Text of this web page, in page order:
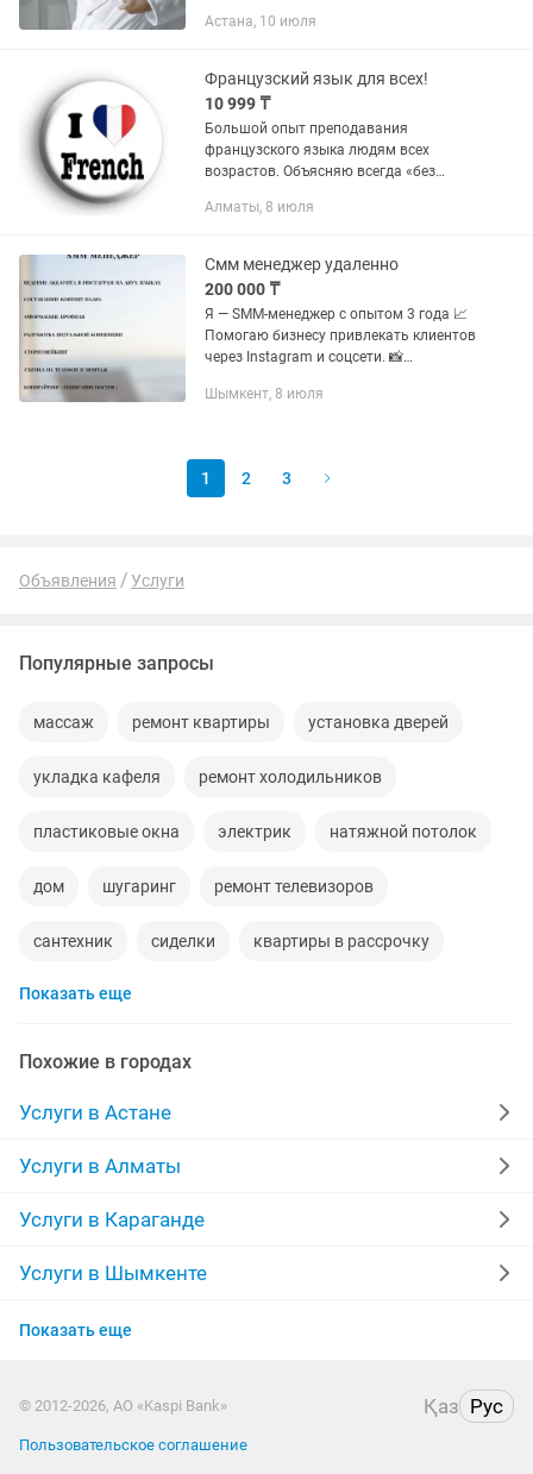
свадеб: мужская, женская фотосессия,
Астана, 10 июля
Французский язык для всех!
10 999 ₸
Большой опыт преподавания
французского языка людям всех
возрастов. Объясняю всегда «без
количество положительных отзывов и
родителей. Знаю...
Алматы, 8 июля
Смм менеджер удаленно
200 000 ₸
Я — SMM-менеджер с опытом 3 года 📈
Помогаю бизнесу привлекать клиентов
через Instagram и соцсети. 📸
фотографом, поэтому контент не
Шымкент, 8 июля
1 2 3
Объявления Услуги
Популярные запросы
массаж ремонт квартиры установка дверей
укладка кафеля ремонт холодильников
пластиковые окна электрик натяжной потолок
дом шугаринг ремонт телевизоров
сантехник сиделки квартиры в рассрочку
мебель на заказ
манипулятор
двери сборка мебели
диван квартира
уборка квартир укладка ламината
шкаф вскрытие замков
Показать еще
Похожие в городах
Услуги в Астане
Услуги в Алматы
Услуги в Караганде
Услуги в Шымкенте
Услуги в Усть-Каменогорске
Услуги в Костанае
Показать еще
© 2012-2026, АО «Kaspi Bank» Қаз Рус
Пользовательское соглашение